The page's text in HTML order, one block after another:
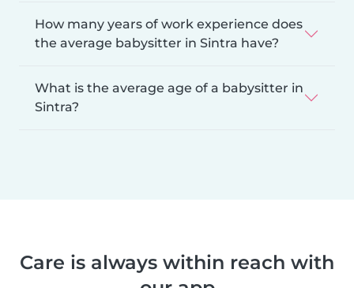
How many years of work experience does
the average babysitter in Sintra have?
What is the average age of a babysitter in
Sintra?
Care is always within reach with